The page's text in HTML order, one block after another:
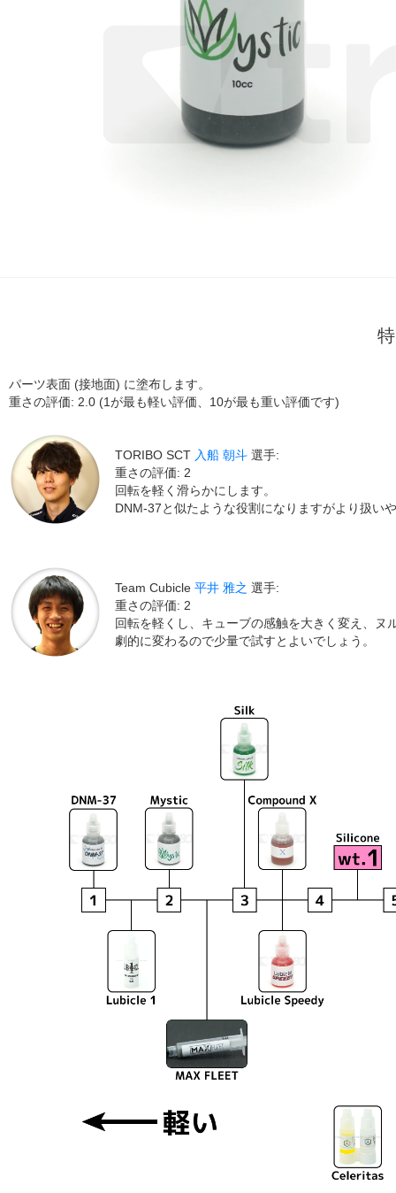
パーツ表面 (接地面) に塗布します。
重さの評価: 2.0 (1が最も軽い評価、10が最も重い評価です)
TORIBO SCT 入船 朝斗 選手:
重さの評価: 2
回転を軽く滑らかにします。
DNM-37と似たような役割になりますがより扱い
Team Cubicle 平井 雅之 選手:
重さの評価: 2
回転を軽くし、キューブの感触を大きく変え、ヌ
劇的に変わるので少量で試すとよいでしょう。